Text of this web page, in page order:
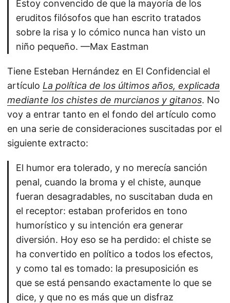
Estoy convencido de que la mayoría de los
eruditos filósofos que han escrito tratados
sobre la risa y lo cómico nunca han visto un
niño pequeño. —Max Eastman
Tiene Esteban Hernández en El Confidencial el
artículo La política de los últimos años, explicada
mediante los chistes de murcianos y gitanos. No
voy a entrar tanto en el fondo del artículo como
en una serie de consideraciones suscitadas por el
siguiente extracto:
El humor era tolerado, y no merecía sanción
penal, cuando la broma y el chiste, aunque
fueran desagradables, no suscitaban duda en
el receptor: estaban proferidos en tono
humorístico y su intención era generar
diversión. Hoy eso se ha perdido: el chiste se
ha convertido en político a todos los efectos,
y como tal es tomado: la presuposición es
que se está pensando exactamente lo que se
dice, y que no es más que un disfraz